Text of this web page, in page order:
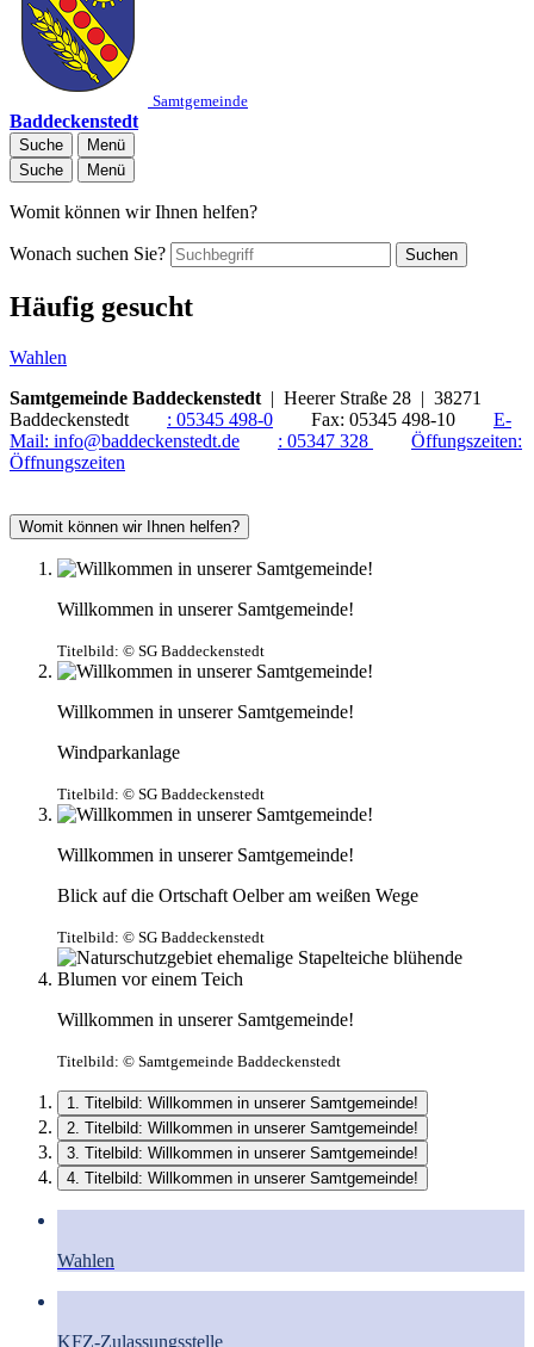
Samtgemeinde
Baddeckenstedt
Suche
Menü
Suche
Menü
Womit können wir Ihnen helfen?
Wonach suchen Sie? Suchen
Häufig gesucht
Wahlen
Samtgemeinde Baddeckenstedt | Heerer Straße 28 | 38271
Baddeckenstedt : 05345 498-0 Fax: 05345 498-10
E-
Mail: info@baddeckenstedt.de : 05347 328
Öffungszeiten:
Öffnungszeiten
Womit können wir Ihnen helfen?
Willkommen in unserer Samtgemeinde!
Titelbild: © SG Baddeckenstedt
Willkommen in unserer Samtgemeinde!
Windparkanlage
Titelbild: © SG Baddeckenstedt
Willkommen in unserer Samtgemeinde!
Blick auf die Ortschaft Oelber am weißen Wege
Titelbild: © SG Baddeckenstedt
Willkommen in unserer Samtgemeinde!
Titelbild: © Samtgemeinde Baddeckenstedt
1. Titelbild: Willkommen in unserer Samtgemeinde!
2. Titelbild: Willkommen in unserer Samtgemeinde!
3. Titelbild: Willkommen in unserer Samtgemeinde!
4. Titelbild: Willkommen in unserer Samtgemeinde!
Wahlen
KFZ-Zulassungsstelle